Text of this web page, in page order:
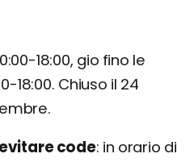
18:00, gio fino le
18:00. Chiuso il 24
code in orario di